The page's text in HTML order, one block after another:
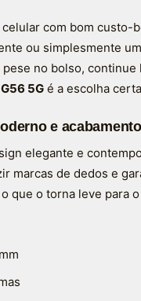
com bom
ou simplesmente
no bolso,
5G é a escolha
e
elegante e
marcas de dedos e
que o torna leve para